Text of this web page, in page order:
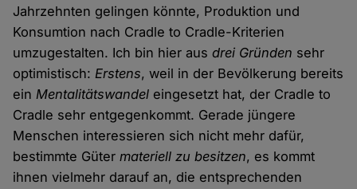
Jahrzehnten gelingen könnte, Produktion und
Konsumtion nach Cradle to Cradle-Kriterien
umzugestalten. Ich bin hier ausdrei Gründen sehr
optimistisch:Erstens, weil in der Bevölkerung bereits
einMentalitätswandel eingesetzt hat, der Cradle to
Cradle sehr entgegenkommt. Gerade jüngere
Menschen interessieren sich nicht mehr dafür,
bestimmte Gütermateriell zu besitzen, es kommt
ihnen vielmehr darauf an, die entsprechenden